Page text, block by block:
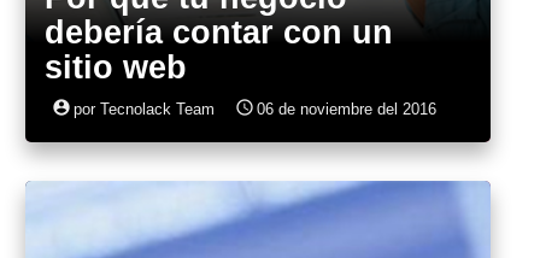
debería contar con un
sitio web
account_circle por Tecnolack Team access_time 06 de noviembre del 2016